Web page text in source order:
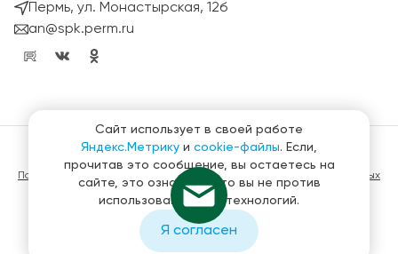
Пермь, ул. Монастырская, 12б
an@spk.perm.ru
© ГК СтройПанельКомплект 2023 – 2026
Политика конфиденциальности в отношении обработки персональных
данных
Материалы, представленные на сайте не являются публичной
офертой
Создание и продвижение сайтов
Сайт использует в своей работе
Яндекс.Метрику и cookie-файлы. Если,
прочитав это сообщение, вы остаетесь на
сайте, это означает, что вы не против
использования этих технологий.
Я согласен